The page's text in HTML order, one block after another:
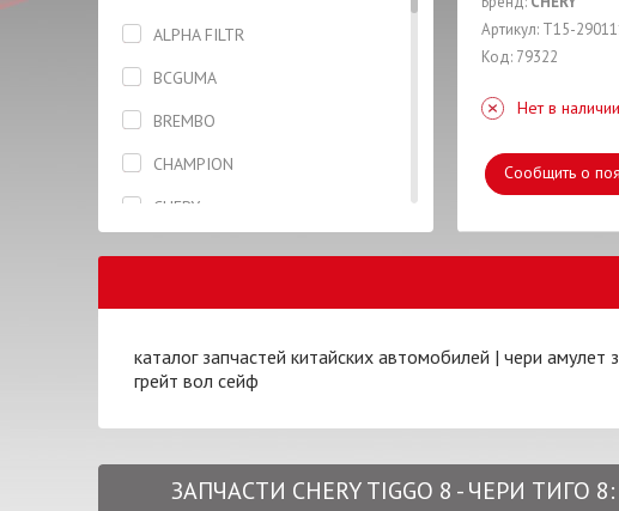
Гофра
Датчик
Держатель
Диск тормозной
Жидкость тормозная
Колодки
Крыло
ALPHA FILTR
BCGUMA
BREMBO
CHAMPION
CHERY
FISCHER
HI-Q
Артикул: T15-
Код: 79322
Нет в наличии
Сообщить о
каталог запчастей китайских автомобилей | чери амулет
грейт вол сейф
ЗАПЧАСТИ CHERY TIGGO 8 - ЧЕРИ